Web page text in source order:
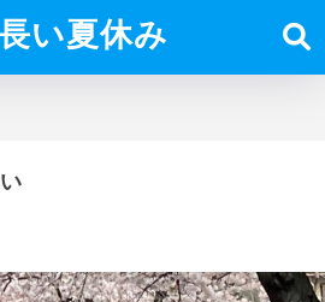
い夏休み